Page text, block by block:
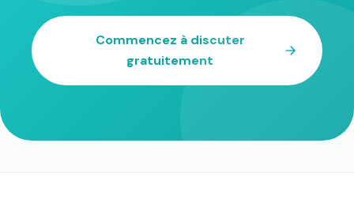
Commencez à discuter
gratuitement